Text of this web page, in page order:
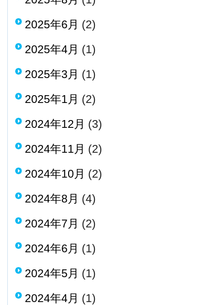
2025年6月 (2)
2025年4月 (1)
2025年3月 (1)
2025年1月 (2)
2024年12月 (3)
2024年11月 (2)
2024年10月 (2)
2024年8月 (4)
2024年7月 (2)
2024年6月 (1)
2024年5月 (1)
2024年4月 (1)